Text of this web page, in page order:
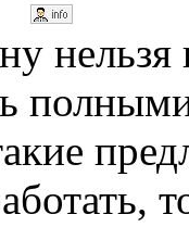
нельзя